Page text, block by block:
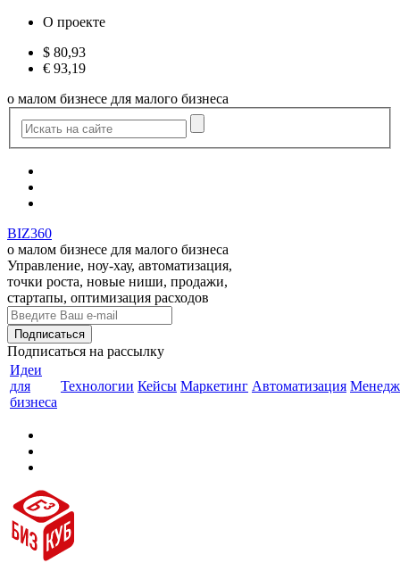
О проекте
$ 80,93
€ 93,19
о малом бизнесе для малого бизнеса
BIZ360
о малом бизнесе для малого бизнеса
Управление, ноу-хау, автоматизация,
точки роста, новые ниши, продажи,
стартапы, оптимизация расходов
Подписаться на рассылку
Идеи
для
бизнеса
Технологии Кейсы Маркетинг Автоматизация